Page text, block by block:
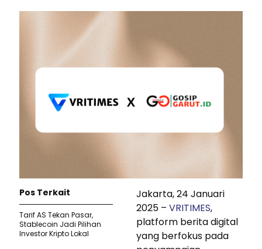
Jakarta, 24 Januari
2025 – VRITIMES,
platform berita digital
yang berfokus pada
Pos Terkait
Tarif AS Tekan Pasar,
Stablecoin Jadi Pilihan
Investor Kripto Lokal